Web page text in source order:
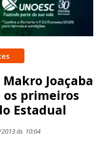
Joaçaba
os primeiros
Estadual
ás 10:04